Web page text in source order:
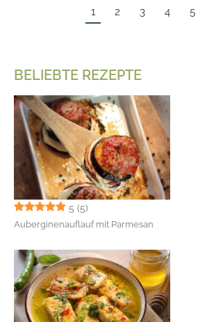
1 2 3 4 5
BELIEBTE REZEPTE
5 (5)
Auberginenauflauf mit Parmesan